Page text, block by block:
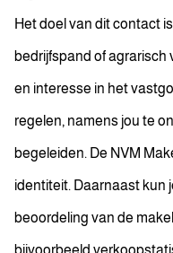
Het doel van dit contact
bedrijfspand of
en interesse in het
regelen, namens jou te
begeleiden. De NVM
identiteit. Daarnaast kun
beoordeling van de
bijvoorbeeld